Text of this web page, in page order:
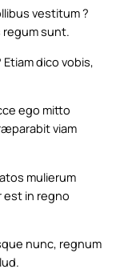
vestitum ?
regum sunt.
dico vobis,
ego mitto
viam
mulierum
est in regno
nunc, regnum